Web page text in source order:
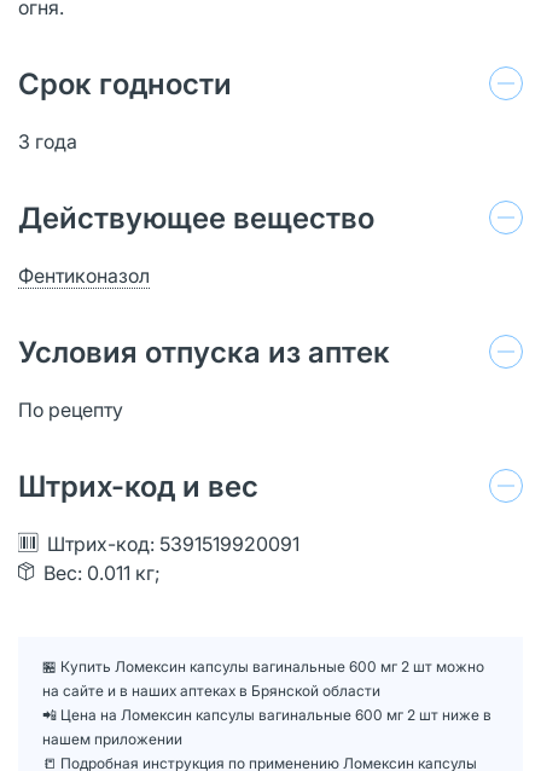
огня.
Срок годности
3 года
Действующее вещество
Фентиконазол
Условия отпуска из аптек
По рецепту
Штрих-код и вес
Штрих-код: 5391519920091
Вес: 0.011 кг;
🏪 Купить Ломексин капсулы вагинальные 600 мг 2 шт можно
на сайте и в наших аптеках в Брянской области
📲 Цена на Ломексин капсулы вагинальные 600 мг 2 шт ниже в
нашем приложении
📒 Подробная инструкция по применению Ломексин капсулы